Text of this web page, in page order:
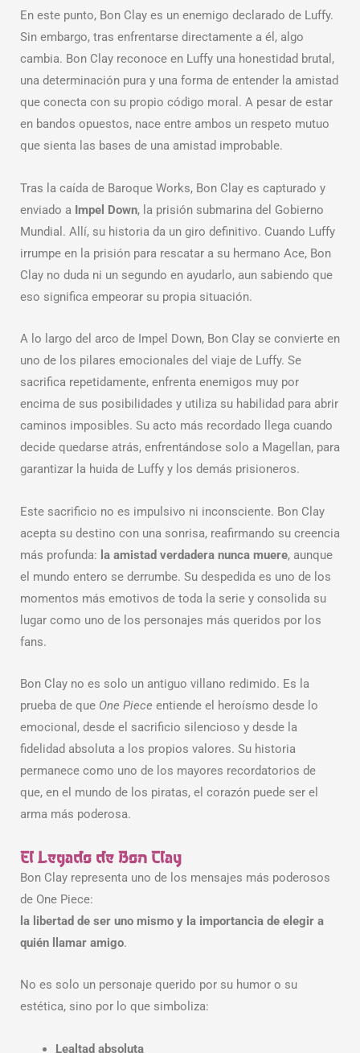
En este punto, Bon Clay es un enemigo declarado de Luffy.
Sin embargo, tras enfrentarse directamente a él, algo
cambia. Bon Clay reconoce en Luffy una honestidad brutal,
una determinación pura y una forma de entender la amistad
que conecta con su propio código moral. A pesar de estar
en bandos opuestos, nace entre ambos un respeto mutuo
que sienta las bases de una amistad improbable.
Tras la caída de Baroque Works, Bon Clay es capturado y
enviado a Impel Down, la prisión submarina del Gobierno
Mundial. Allí, su historia da un giro definitivo. Cuando Luffy
irrumpe en la prisión para rescatar a su hermano Ace, Bon
Clay no duda ni un segundo en ayudarlo, aun sabiendo que
eso significa empeorar su propia situación.
A lo largo del arco de Impel Down, Bon Clay se convierte en
uno de los pilares emocionales del viaje de Luffy. Se
sacrifica repetidamente, enfrenta enemigos muy por
encima de sus posibilidades y utiliza su habilidad para abrir
caminos imposibles. Su acto más recordado llega cuando
decide quedarse atrás, enfrentándose solo a Magellan, para
garantizar la huida de Luffy y los demás prisioneros.
Este sacrificio no es impulsivo ni inconsciente. Bon Clay
acepta su destino con una sonrisa, reafirmando su creencia
más profunda: la amistad verdadera nunca muere, aunque
el mundo entero se derrumbe. Su despedida es uno de los
momentos más emotivos de toda la serie y consolida su
lugar como uno de los personajes más queridos por los
fans.
Bon Clay no es solo un antiguo villano redimido. Es la
prueba de que One Piece entiende el heroísmo desde lo
emocional, desde el sacrificio silencioso y desde la
fidelidad absoluta a los propios valores. Su historia
permanece como uno de los mayores recordatorios de
que, en el mundo de los piratas, el corazón puede ser el
arma más poderosa.
El Legado de Bon Clay
Bon Clay representa uno de los mensajes más poderosos
de One Piece:
la libertad de ser uno mismo y la importancia de elegir a
quién llamar amigo.
No es solo un personaje querido por su humor o su
estética, sino por lo que simboliza:
Lealtad absoluta